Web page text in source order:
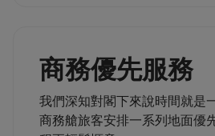
商務優先服務
我們深知對閣下來說時間就是
商務艙旅客安排一系列地面優